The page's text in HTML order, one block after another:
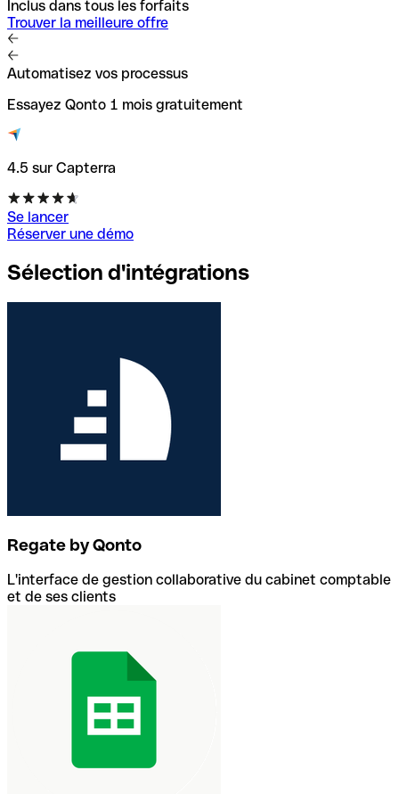
Inclus dans tous les forfaits
Trouver la meilleure offre
Automatisez vos processus
Essayez Qonto 1 mois gratuitement
4.5 sur Capterra
Se lancer
Réserver une démo
Sélection d'intégrations
Regate by Qonto
L'interface de gestion collaborative du cabinet comptable
et de ses clients